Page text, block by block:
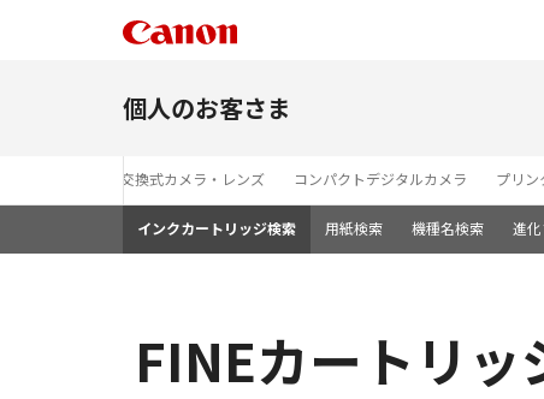
個人のお客さま
レンズ交換式カメラ・レンズ コンパクトデジタルカメラ プリン
インクカートリッジ検索 用紙検索 機種名検索 進化
FINEカートリッ